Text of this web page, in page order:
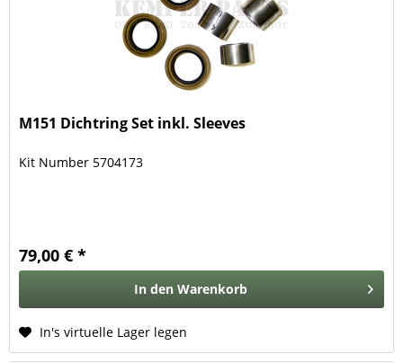
M151 Dichtring Set inkl. Sleeves
Kit Number 5704173
79,00 € *
In den Warenkorb
In's virtuelle Lager legen